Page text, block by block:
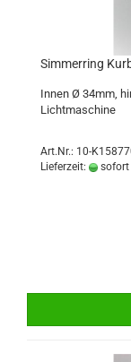
Simmerring
Innen Ø 34mm,
Lichtmaschine
Art.Nr.: 10-
Lieferzeit:
sofort